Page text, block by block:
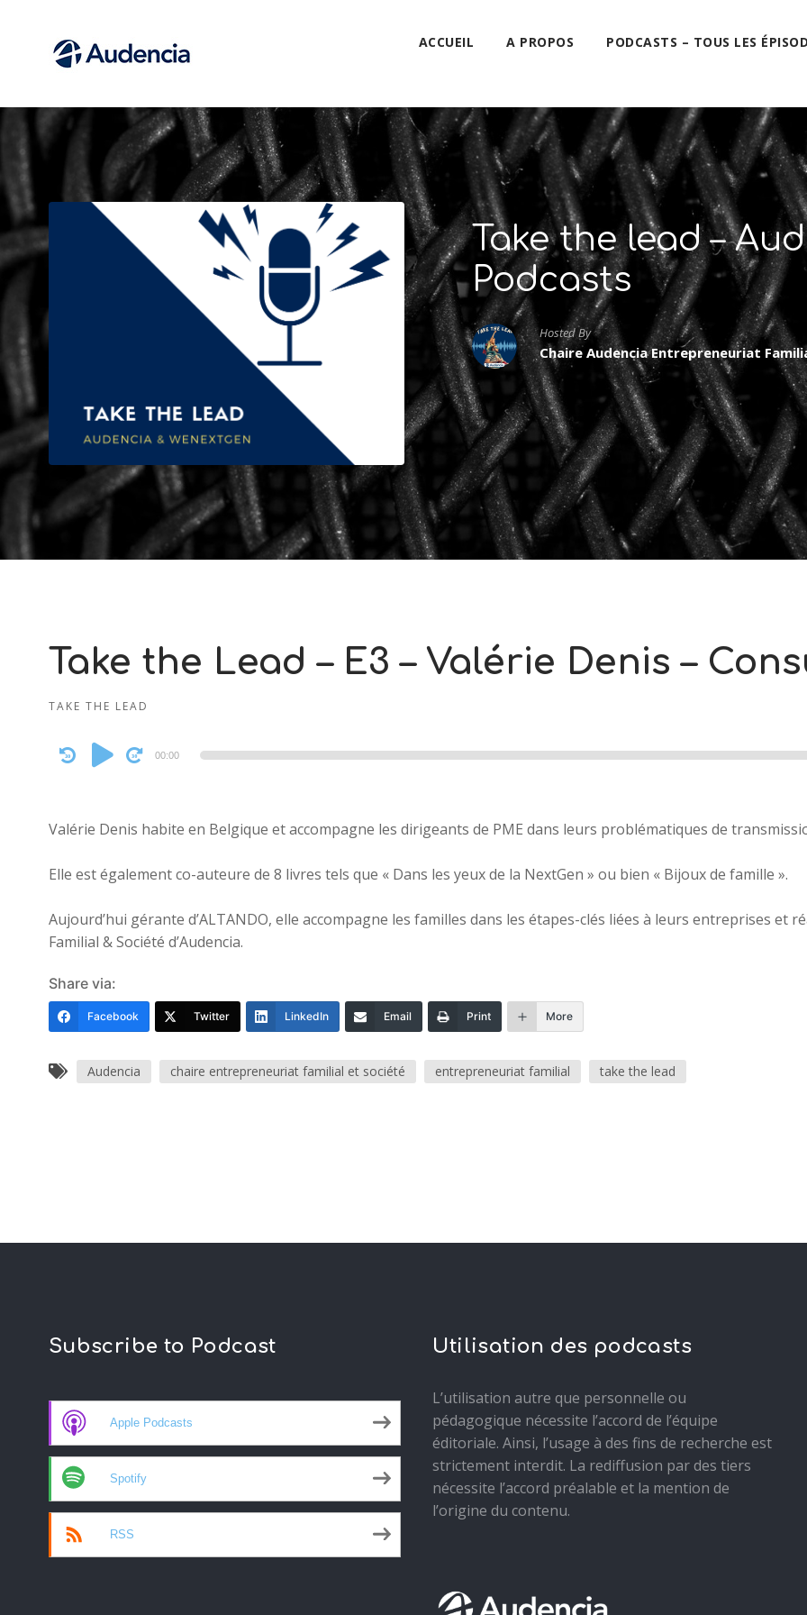
ACCUEIL A PROPOS PODCASTS – TOUS LES
Take the lead –
Podcasts
Hosted By
Chaire Audencia Entrepreneuriat
Take the Lead – E3 – Valérie Denis –
TAKE THE LEAD
Audio
Player
00:00
Valérie Denis habite en Belgique et accompagne les dirigeants de PME dans leurs problématiques de
Elle est également co-auteure de 8 livres tels que « Dans les yeux de la NextGen » ou bien « Bijoux de famille ».
Aujourd’hui gérante d’ALTANDO, elle accompagne les familles dans les étapes-clés liées à leurs entreprises et
Familial & Société d’Audencia.
Share via:
Facebook Twitter LinkedIn Email Print More
Audencia chaire entrepreneuriat familial et société entrepreneuriat familial take the lead
Subscribe to Podcast
Apple Podcasts
Spotify
RSS
Utilisation des podcasts
L’utilisation autre que personnelle ou
pédagogique nécessite l’accord de l’équipe
éditoriale. Ainsi, l’usage à des fins de recherche est
strictement interdit. La rediffusion par des tiers
nécessite l’accord préalable et la mention de
l’origine du contenu.